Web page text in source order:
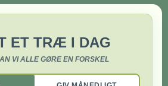
ET TRÆ I DAG
VI ALLE GØRE EN FORSKEL